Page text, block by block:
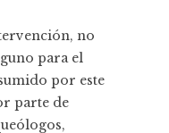
no
para el
por este
parte de